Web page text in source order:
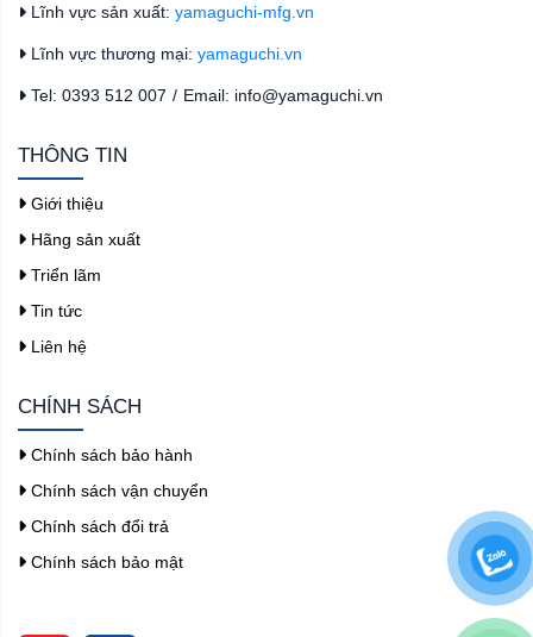
Lĩnh vực sản xuất: yamaguchi-mfg.vn
Lĩnh vực thương mại: yamaguchi.vn
Tel: 0393 512 007 / Email: info@yamaguchi.vn
THÔNG TIN
Giới thiệu
Hãng sản xuất
Triển lãm
Tin tức
Liên hệ
CHÍNH SÁCH
Chính sách bảo hành
Chính sách vận chuyển
Chính sách đổi trả
Chính sách bảo mật